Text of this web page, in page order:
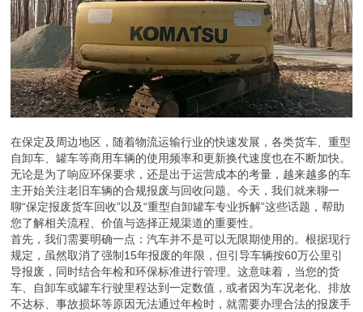
在保定及周边地区，随着物流运输行业的快速发展，各类货车、重型
自卸车、罐车等商用车辆的使用频率和更新换代速度也在不断加快。
无论是为了响应环保要求，还是出于运营成本的考量，越来越多的车
主开始关注老旧车辆的合规报废与回收问题。今天，我们就来聊一
聊“保定报废货车回收”以及“重型自卸罐车专业拆解”这些话题，帮助
您了解相关流程、价值与选择正规渠道的重要性。
首先，我们需要明确一点：汽车并不是可以无限期使用的。根据现行
规定，虽然取消了强制15年报废的年限，但引导车辆按60万公里引
导报废，同时结合年检和环保标准进行管理。这意味着，当您的货
车、自卸车或罐车行驶里程达到一定数值，或者因为车况老化、排放
不达标、事故损坏等原因无法通过年检时，就需要办理合法的报废手